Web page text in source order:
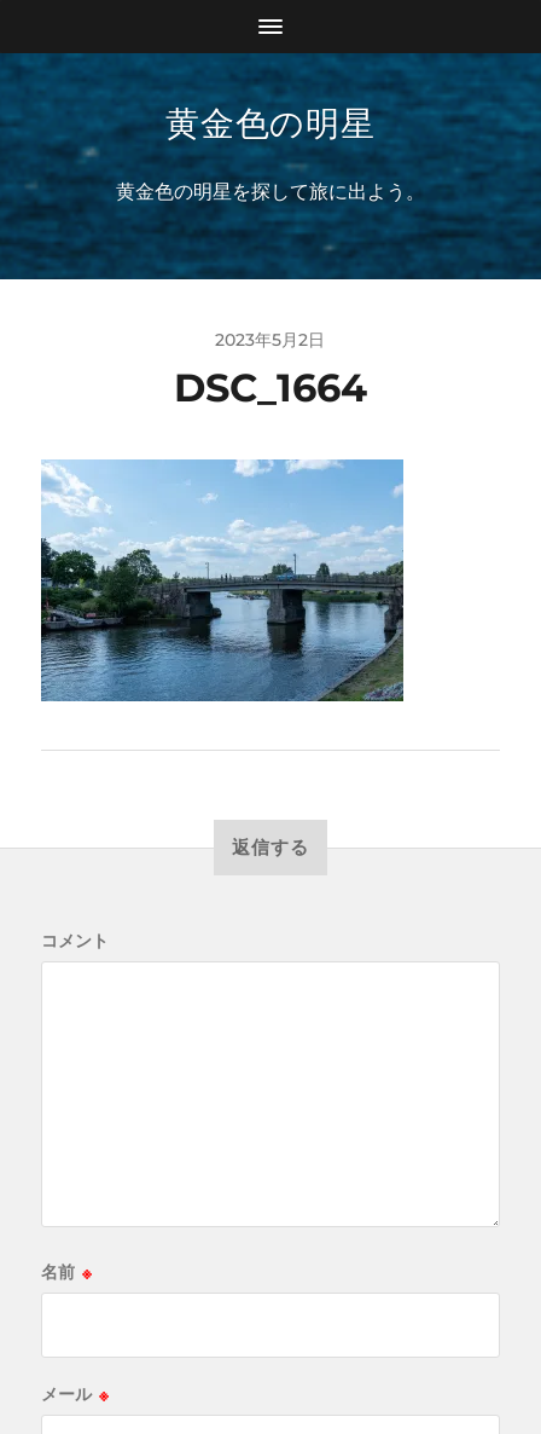
黄金色の明星
黄金色の明星を探して旅に出よう。
2023年5月2日
DSC_1664
返信する
コメント
名前 ※
メール ※